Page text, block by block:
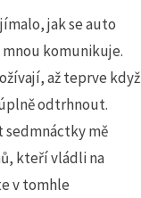
jak se auto
mnou komunikuje.
až teprve když
odtrhnout.
sedmnáctky mě
kteří vládli na
v tomhle